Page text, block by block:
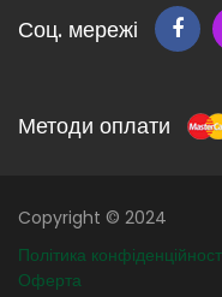
Соц. мережі
Методи оплати
Copyright © 2024
Політика
Оферта